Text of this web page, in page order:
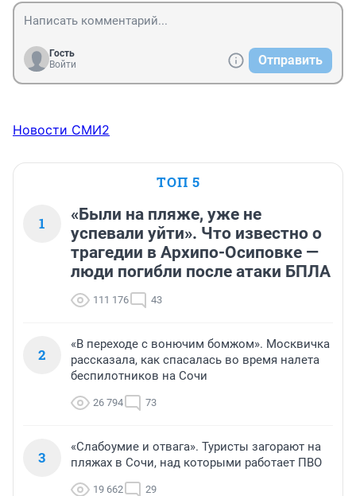
Гость
Войти
Отправить
Новости СМИ2
ТОП 5
1
«Были на пляже, уже не
успевали уйти». Что известно о
трагедии в Архипо-Осиповке —
люди погибли после атаки БПЛА
111 176 43
2
«В переходе с вонючим бомжом». Москвичка
рассказала, как спасалась во время налета
беспилотников на Сочи
26 794 73
3
«Слабоумие и отвага». Туристы загорают на
пляжах в Сочи, над которыми работает ПВО
19 662 29